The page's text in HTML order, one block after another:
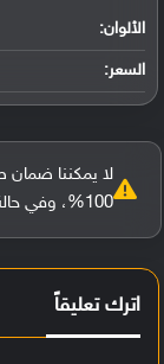
الألوان:
السعر:
لا يمكننا
100%، وفي حالة وجود خطأ يُرجى
اترك تعليقاً